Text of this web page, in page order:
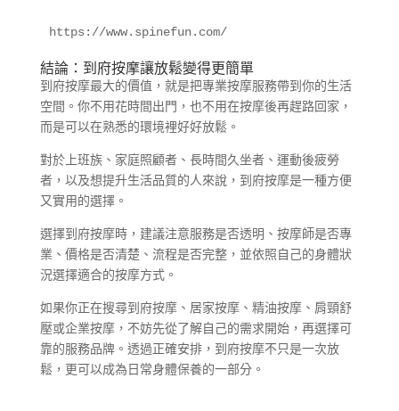
https://www.spinefun.com/
結論：到府按摩讓放鬆變得更簡單
到府按摩最大的價值，就是把專業按摩服務帶到你的生活
空間。你不用花時間出門，也不用在按摩後再趕路回家，
而是可以在熟悉的環境裡好好放鬆。
對於上班族、家庭照顧者、長時間久坐者、運動後疲勞
者，以及想提升生活品質的人來說，到府按摩是一種方便
又實用的選擇。
選擇到府按摩時，建議注意服務是否透明、按摩師是否專
業、價格是否清楚、流程是否完整，並依照自己的身體狀
況選擇適合的按摩方式。
如果你正在搜尋到府按摩、居家按摩、精油按摩、肩頸舒
壓或企業按摩，不妨先從了解自己的需求開始，再選擇可
靠的服務品牌。透過正確安排，到府按摩不只是一次放
鬆，更可以成為日常身體保養的一部分。